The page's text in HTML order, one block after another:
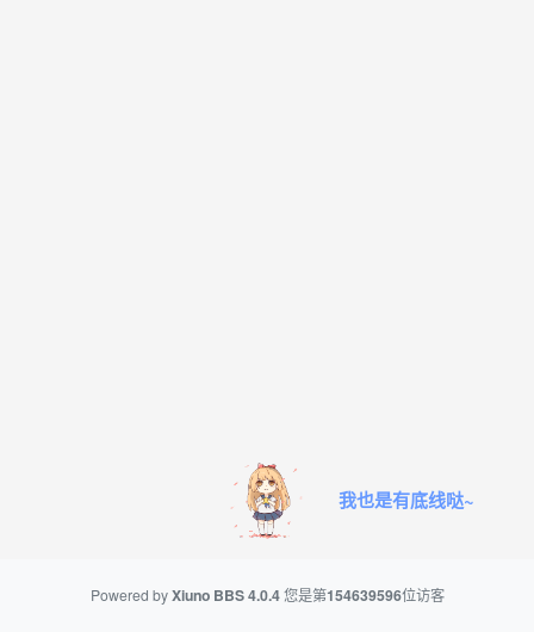
我也是有底线哒~
Powered byXiuno BBS4.0.4 您是第154639596位访客